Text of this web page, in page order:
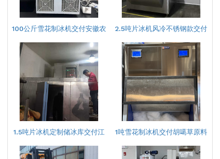
100公斤雪花制冰机交付安徽农
业科
2.5吨片冰机风冷不锈钢款交付
广州
1.5吨片冰机定制储冰库交付江
苏某
1吨雪花制冰机交付胡噶草原料
理